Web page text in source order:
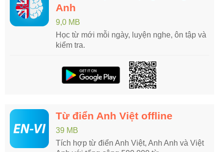
Anh
9,0 MB
Học từ mới mỗi ngày, luyện nghe, ôn tập và
kiểm tra.
Từ điển Anh Việt offline
39 MB
Tích hợp từ điển Anh Việt, Anh Anh và Việt